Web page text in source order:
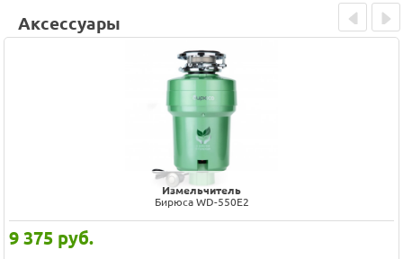
Аксессуары
Измельчитель
Бирюса WD-550E2
9 375 руб.
Prev Next